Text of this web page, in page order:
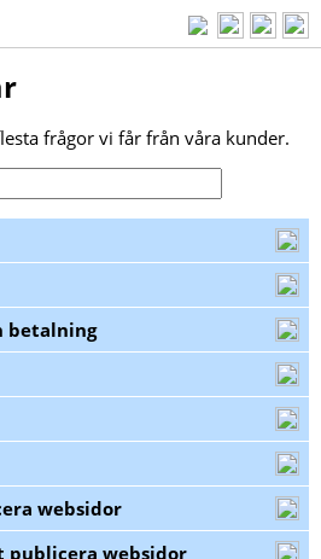
frågor vi får från våra kunder.
betalning
websidor
publicera websidor